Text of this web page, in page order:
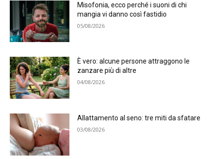
Misofonia, ecco perché i suoni di chi
mangia vi danno così fastidio
05/08/2026
È vero: alcune persone attraggono le
zanzare più di altre
04/08/2026
Allattamento al seno: tre miti da sfatare
03/08/2026